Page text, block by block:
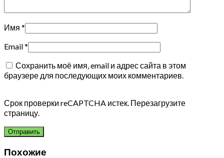
Имя *
Email*
Сохранить моё имя, email и адрес сайта в этом
браузере для последующих моих комментариев.
Срок проверки reCAPTCHA истек. Перезагрузите
страницу.
Похожие